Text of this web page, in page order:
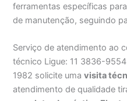
ferramentas específicas
de manutenção, seguindo
Serviço de atendimento ao
técnico Ligue: 11 3836-
1982 solicite umavisita
atendimento de qualidade